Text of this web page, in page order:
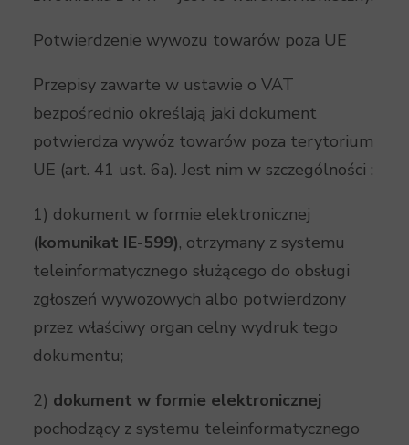
Potwierdzenie wywozu towarów poza UE
Przepisy zawarte w ustawie o VAT
bezpośrednio określają jaki dokument
potwierdza wywóz towarów poza terytorium
UE (art. 41 ust. 6a). Jest nim w szczególności :
1) dokument w formie elektronicznej
(komunikat IE-599), otrzymany z systemu
teleinformatycznego służącego do obsługi
zgłoszeń wywozowych albo potwierdzony
przez właściwy organ celny wydruk tego
dokumentu;
2) dokument w formie elektronicznej
pochodzący z systemu teleinformatycznego